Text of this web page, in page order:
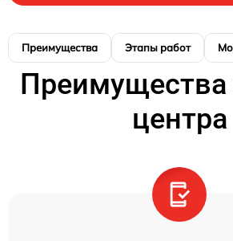
Преимущества Этапы работ
Преимущества
центра